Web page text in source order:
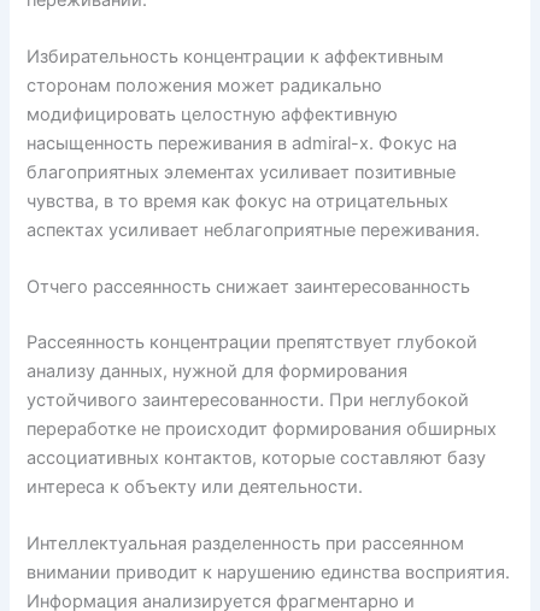
Избирательность концентрации к аффективным
сторонам положения может радикально
модифицировать целостную аффективную
насыщенность переживания в admiral-x. Фокус на
благоприятных элементах усиливает позитивные
чувства, в то время как фокус на отрицательных
аспектах усиливает неблагоприятные переживания.
Отчего рассеянность снижает заинтересованность
Рассеянность концентрации препятствует глубокой
анализу данных, нужной для формирования
устойчивого заинтересованности. При неглубокой
переработке не происходит формирования обширных
ассоциативных контактов, которые составляют базу
интереса к объекту или деятельности.
Интеллектуальная разделенность при рассеянном
внимании приводит к нарушению единства восприятия.
Информация анализируется фрагментарно и